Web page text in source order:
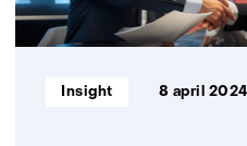
Informatietype:
Insight 8 april 2024